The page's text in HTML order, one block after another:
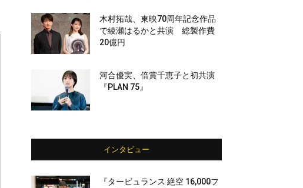
木村拓哉、東映70周年記念作品
で綾瀬はるかと共演 総製作費
20億円
河合優実、倍賞千恵子と初共演
『PLAN 75』
インタビュー
『タービュランス 絶空 16,000フ